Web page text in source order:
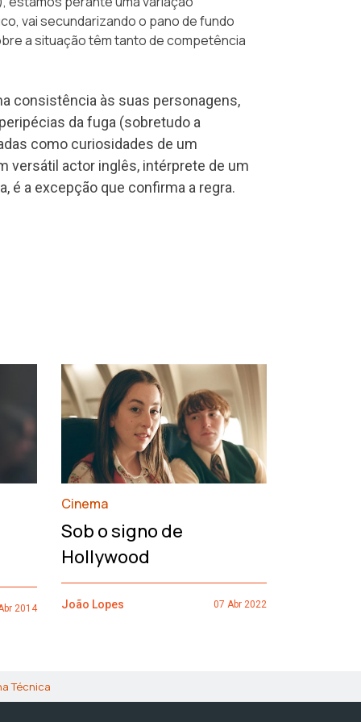
vai secundarizando o pano de fundo
a situação têm tanto de competência
consistência às suas personagens,
da fuga (sobretudo a
como curiosidades de um
versátil actor inglês, intérprete de um
é a excepção que confirma a regra.
2014
Cinema
Sob o signo de
Hollywood
João Lopes 07 Abr 2022
Técnica